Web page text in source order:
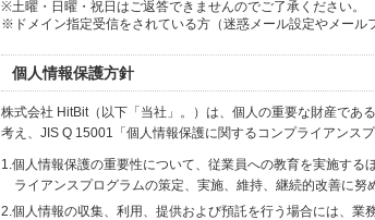
※土曜・日曜・祝日はご返答できませんのでご了承ください。
※ドメイン指定受信をされている方（迷惑メール設定やメール
個人情報保護方針
株式会社 HitBit（以下「当社」。）は、個人の重要な財産であ
考え、JIS Q 15001「個人情報保護に関するコンプライアンス
1.個人情報保護の重要性について、従業員への教育を実施す
ライアンスプログラムの策定、実施、維持、継続的改善に努
2.個人情報の収集、利用、提供および預託を行う場合には、業